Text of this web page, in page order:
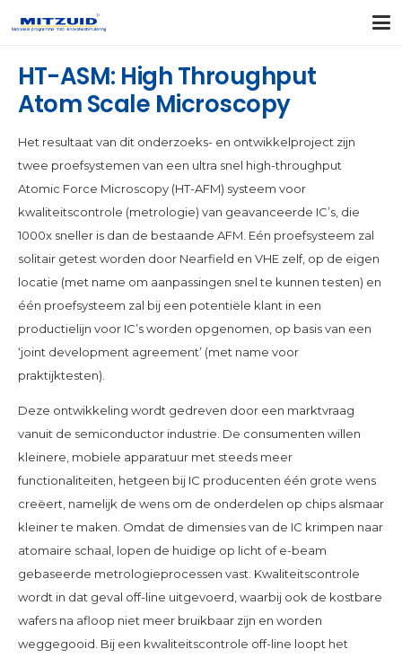
HT-ASM: High Throughput
Atom Scale Microscopy
Het resultaat van dit onderzoeks- en ontwikkelproject zijn
twee proefsystemen van een ultra snel high-throughput
Atomic Force Microscopy (HT-AFM) systeem voor
kwaliteitscontrole (metrologie) van geavanceerde IC’s, die
1000x sneller is dan de bestaande AFM. Eén proefsysteem zal
solitair getest worden door Nearfield en VHE zelf, op de eigen
locatie (met name om aanpassingen snel te kunnen testen) en
één proefsysteem zal bij een potentiële klant in een
productielijn voor IC’s worden opgenomen, op basis van een
‘joint development agreement’ (met name voor
praktijktesten).
Deze ontwikkeling wordt gedreven door een marktvraag
vanuit de semiconductor industrie. De consumenten willen
kleinere, mobiele apparatuur met steeds meer
functionaliteiten, hetgeen bij IC producenten één grote wens
creëert, namelijk de wens om de onderdelen op chips alsmaar
kleiner te maken. Omdat de dimensies van de IC krimpen naar
atomaire schaal, lopen de huidige op licht of e-beam
gebaseerde metrologieprocessen vast. Kwaliteitscontrole
wordt in dat geval off-line uitgevoerd, waarbij ook de kostbare
wafers na afloop niet meer bruikbaar zijn en worden
weggegooid. Bij een kwaliteitscontrole off-line loopt het